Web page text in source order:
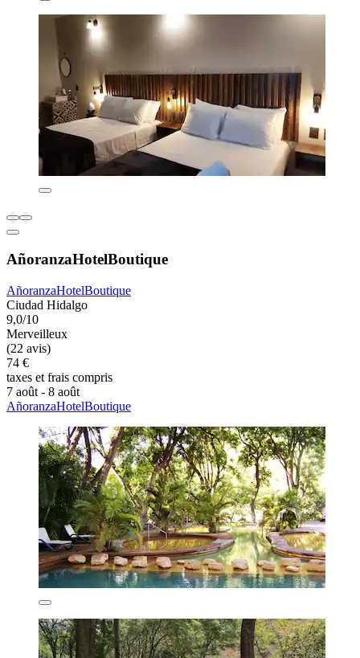
AñoranzaHotelBoutique
AñoranzaHotelBoutique
Ciudad Hidalgo
9,0/10
Merveilleux
(22 avis)
74 €
taxes et frais compris
7 août - 8 août
AñoranzaHotelBoutique